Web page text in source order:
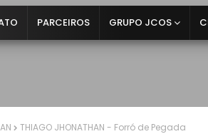
PARCEIROS GRUPO JCOS
THIAGO JHONATHAN - Forró de Pegada